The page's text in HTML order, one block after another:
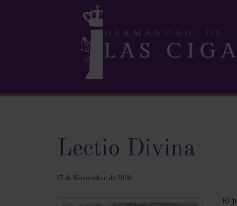
Lectio Divina
17 de Noviembre de 2020
El